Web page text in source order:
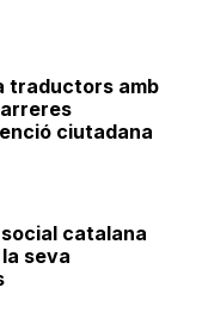
traductors amb
ciutadana
catalana
seva